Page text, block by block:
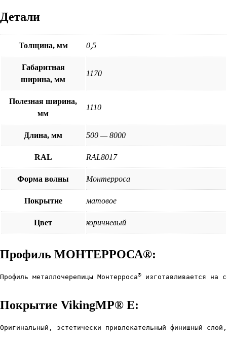
Детали
Толщина, мм 0,5
Габаритная
ширина, мм
1170
Полезная ширина,
мм
1110
Длина, мм 500 — 8000
RAL RAL8017
Форма волны Монтерроса
Покрытие матовое
Цвет коричневый
Профиль МОНТЕРРОСА®:
Профиль металлочерепицы Монтерроса® изготавливается на
Покрытие VikingMP® E:
Оригинальный, эстетически привлекательный финишный